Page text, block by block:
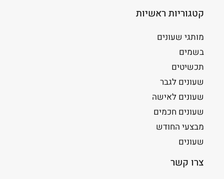
קטגוריות ראשיות
מותגי שעונים
בשמים
תכשיטים
שעונים לגבר
שעונים לאישה
שעונים חכמים
מבצעי החודש
שעונים
צרו קשר